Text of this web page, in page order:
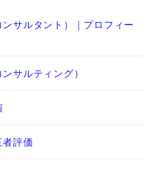
サルタント）｜プロフィー
サルティング）
評価